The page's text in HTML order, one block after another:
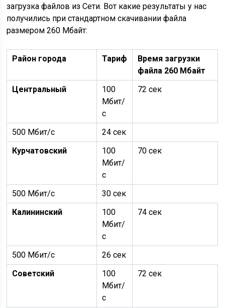
загрузка файлов из Сети. Вот какие результаты у нас
получились при стандартном скачивании файла
размером 260 Мбайт:
Район города Тариф
Время загрузки
файла 260 Мбайт
Центральный
100
Мбит/
с
72 сек
500 Мбит/с
24 сек
Курчатовский
100
Мбит/
с
70 сек
500 Мбит/с
30 сек
Калининский
100
Мбит/
с
74 сек
500 Мбит/с
26 сек
Советский
100
Мбит/
с
72 сек